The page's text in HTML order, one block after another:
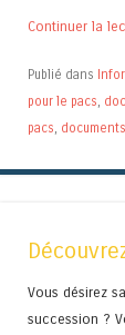
Continuer la
Publié dans
pour le pacs,
pacs,
Vous désirez
succession ?